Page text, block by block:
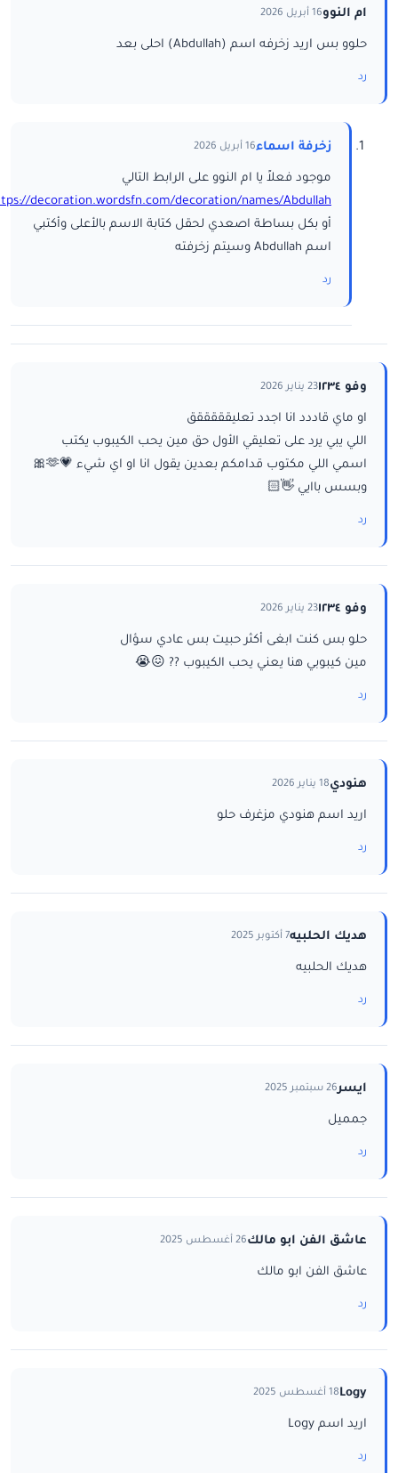
ام النوو16 أبريل 2026
حلوو بس اريد زخرفه اسم (Abdullah) احلى بعد
رد
زخرفة اسماء16 أبريل 2026
موجود فعلاً يا ام النوو على الرابط التالي
decoration.wordsfn.com/decoration/names/Abdullah/
أو بكل بساطة اصعدي لحقل كتابة الاسم بالأعلى وأكتبي
اسم Abdullah وسيتم زخرفته
رد
وفو ١٢٣٤ 23 يناير 2026
او ماي قاددد انا اجدد تعليقققققق
اللي يبي يرد على تعليقي الأول حق مين يحب الكيبوب يكتب
اسمي اللي مكتوب قدامكم بعدين يقول انا او اي شيء 💗🫶🎀
وبسس باايي 👋🏻
رد
وفو ١٢٣٤ 23 يناير 2026
حلو بس كنت ابغى أكثر حبيت بس عادي سؤال
مين كيبوبي هنا يعني يحب الكيبوب ?? 😖😭
رد
هنودي18 يناير 2026
اريد اسم هنودي مزغرف حلو
رد
هديك الحلبيه7 أكتوبر 2025
هديك الحلبيه
رد
ايسر26 سبتمبر 2025
جمميل
رد
عاشق الفن ابو مالك26 أغسطس 2025
عاشق الفن ابو مالك
رد
Logy18 أغسطس 2025
اريد اسم Logy
رد